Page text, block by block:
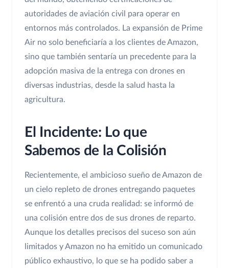
autoridades de aviación civil para operar en
entornos más controlados. La expansión de Prime
Air no solo beneficiaría a los clientes de Amazon,
sino que también sentaría un precedente para la
adopción masiva de la entrega con drones en
diversas industrias, desde la salud hasta la
agricultura.
El Incidente: Lo que
Sabemos de la Colisión
Recientemente, el ambicioso sueño de Amazon de
un cielo repleto de drones entregando paquetes
se enfrentó a una cruda realidad: se informó de
una colisión entre dos de sus drones de reparto.
Aunque los detalles precisos del suceso son aún
limitados y Amazon no ha emitido un comunicado
público exhaustivo, lo que se ha podido saber a